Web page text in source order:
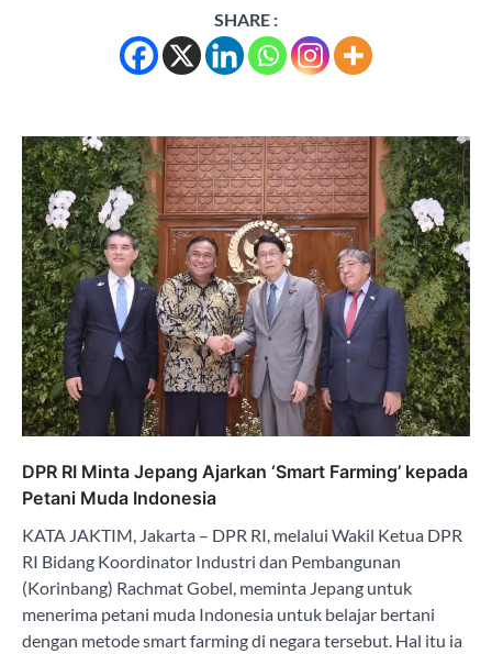
SHARE :
DPR RI Minta Jepang Ajarkan ‘Smart Farming’ kepada
Petani Muda Indonesia
KATA JAKTIM, Jakarta – DPR RI, melalui Wakil Ketua DPR
RI Bidang Koordinator Industri dan Pembangunan
(Korinbang) Rachmat Gobel, meminta Jepang untuk
menerima petani muda Indonesia untuk belajar bertani
dengan metode smart farming di negara tersebut. Hal itu ia